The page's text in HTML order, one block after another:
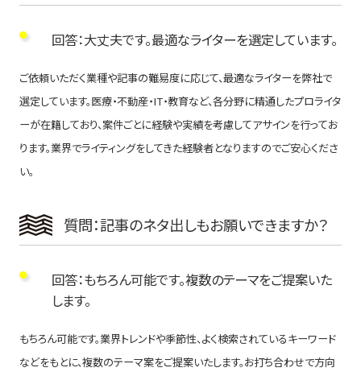
回答：大丈夫です。最適なライターを選定しています。
ご依頼いただく業種や記事の難易度に応じて、最適なライターを弊社で
選定しています。医療・不動産・IT・教育など、各分野に精通したプロライタ
ーが在籍しており、案件ごとに経験や実績を考慮してアサインを行ってお
ります。業界でライティングをしてきた経験者となりますのでご安心くださ
い。
質問：記事のネタ出しもお願いできますか？
回答：もちろん可能です。複数のテーマをご提案いた
します。
もちろん可能です。業界トレンドや季節性、よく検索されているキーワード
などをもとに、複数のテーマ案をご提案いたします。お打ち合わせで方向